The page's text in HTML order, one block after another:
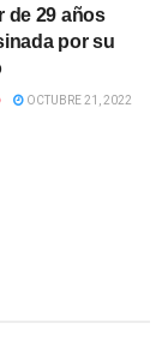
de 29 años
por su
OCTUBRE 21, 2022